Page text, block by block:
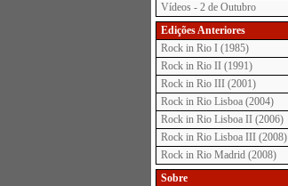
Vídeos - 2 de Outubro
Edições Anteriores
Rock in Rio I (1985)
Rock in Rio II (1991)
Rock in Rio III (2001)
Rock in Rio Lisboa (2004)
Rock in Rio Lisboa II (2006)
Rock in Rio Lisboa III (2008)
Rock in Rio Madrid (2008)
Sobre